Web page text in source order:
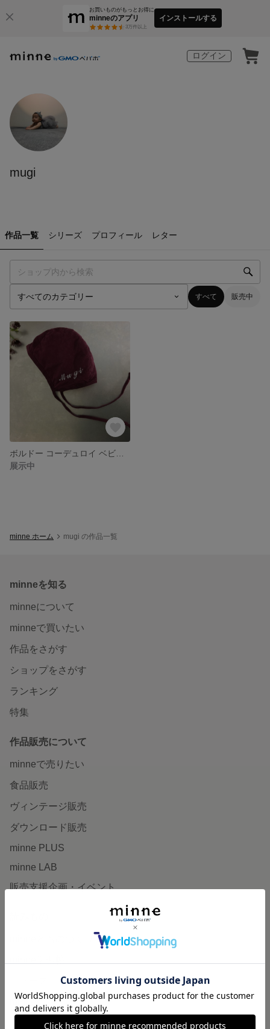
お買いものがもっとお得に
minneのアプリ
3万件以上
インストールする
ログイン
mugi
作品一覧 シリーズ プロフィール レター
すべて 販売中
展示中
minne ホーム mugi の作品一覧
minneを知る
minneについて
minneで買いたい
作品をさがす
ショップをさがす
ランキング
特集
作品販売について
minneで売りたい
食品販売
ヴィンテージ販売
ダウンロード販売
minne PLUS
minne LAB
販売支援企画・イベント
minneとものづくりと
minneの本